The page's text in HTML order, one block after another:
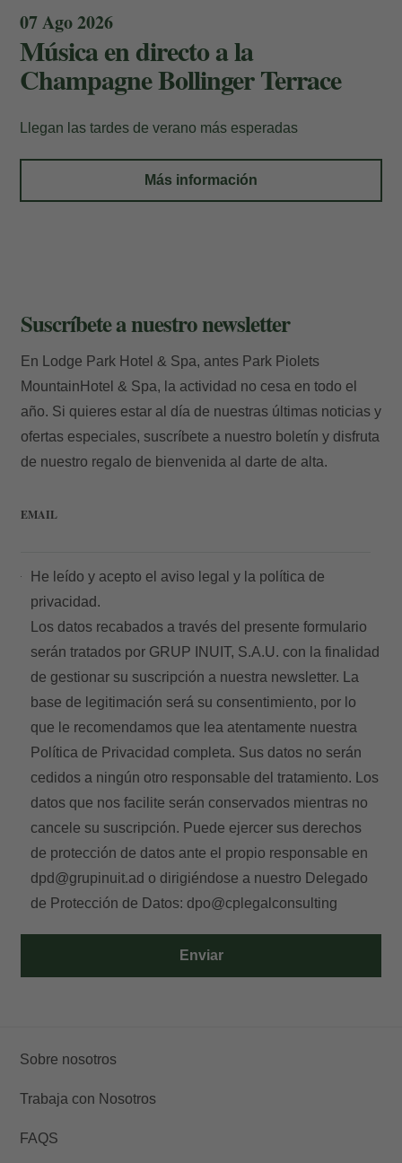
Mis Reservas
Introduzca el nº de localizador y el e-mail
para consultar su reserva y poder
E-mail
07 Ago 2026
Música en directo a la
Champagne Bollinger Terrace
Llegan las tardes de verano más esperadas
Más información
Suscríbete a nuestro newsletter
En Lodge Park Hotel & Spa, antes Park Piolets
MountainHotel & Spa, la actividad no cesa en todo el
año. Si quieres estar al día de nuestras últimas noticias y
ofertas especiales, suscríbete a nuestro boletín y disfruta
de nuestro regalo de bienvenida al darte de alta.
EMAIL
Enviar
He leído y acepto el aviso legal y la política de
privacidad.
Los datos recabados a través del presente formulario
serán tratados por GRUP INUIT, S.A.U. con la finalidad
de gestionar su suscripción a nuestra newsletter. La
base de legitimación será su consentimiento, por lo
que le recomendamos que lea atentamente nuestra
Política de Privacidad completa. Sus datos no serán
cedidos a ningún otro responsable del tratamiento. Los
datos que nos facilite serán conservados mientras no
cancele su suscripción. Puede ejercer sus derechos
de protección de datos ante el propio responsable en
dpd@grupinuit.ad o dirigiéndose a nuestro Delegado
de Protección de Datos:dpo@cplegalconsulting
Sobre nosotros
Trabaja con Nosotros
FAQS